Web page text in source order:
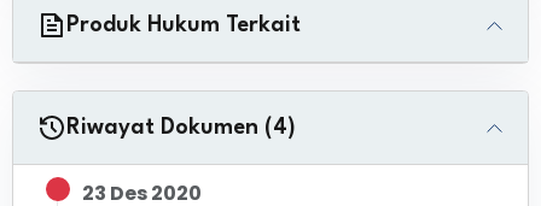
Produk Hukum Terkait
Riwayat Dokumen (4)
23 Des 2020